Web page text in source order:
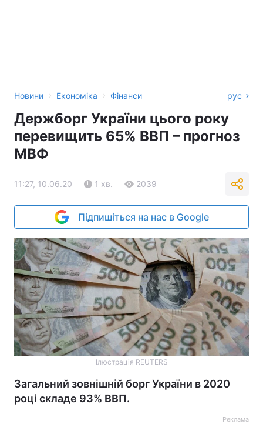
Новини › Економіка › Фінанси рус
Держборг України цього року
перевищить 65% ВВП – прогноз
МВФ
11:27, 10.06.20 1 хв. 2039
Підпишіться на нас в Google
Ілюстрація REUTERS
Загальний зовнішній борг України в 2020
році складе 93% ВВП.
Реклама